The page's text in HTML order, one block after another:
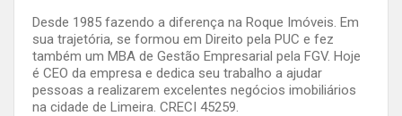
Desde 1985 fazendo a diferença na Roque Imóveis. Em
sua trajetória, se formou em Direito pela PUC e fez
também um MBA de Gestão Empresarial pela FGV. Hoje
é CEO da empresa e dedica seu trabalho a ajudar
pessoas a realizarem excelentes negócios imobiliários
na cidade de Limeira. CRECI 45259.